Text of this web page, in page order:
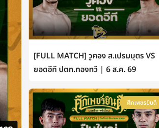
[FULL MATCH] วูฅอง ส.เปรมบุตร VS
ยอดอีที ปตท.ทองทวี | 6 ส.ค. 69
ศึกเพชรยินดี